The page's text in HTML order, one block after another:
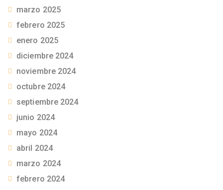
marzo 2025
febrero 2025
enero 2025
diciembre 2024
noviembre 2024
octubre 2024
septiembre 2024
junio 2024
mayo 2024
abril 2024
marzo 2024
febrero 2024